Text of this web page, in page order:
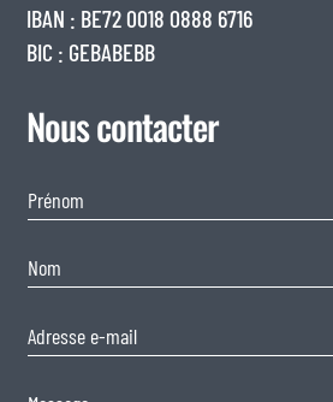
IBAN : BE72 0018 0888 6716
BIC : GEBABEBB
Nous contacter